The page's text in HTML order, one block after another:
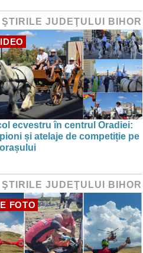
ŞTIRILE JUDEŢULUI BIHOR
ecvestru în centrul Oradiei:
și atelaje de competiție pe
ŞTIRILE JUDEŢULUI BIHOR
FOTO